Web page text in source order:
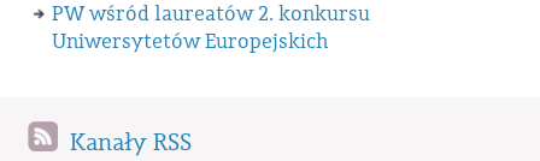
PW wśród laureatów 2. konkursu
Uniwersytetów Europejskich
Kanały RSS